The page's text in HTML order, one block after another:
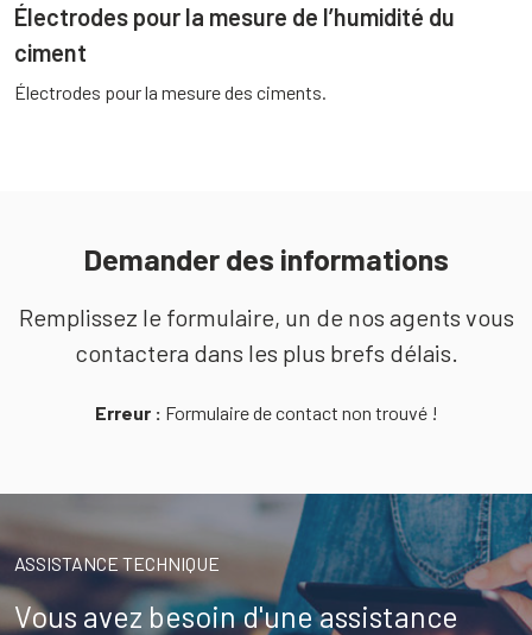
Électrodes pour la mesure de l’humidité du
ciment
Électrodes pour la mesure des ciments.
Demander des informations
Remplissez le formulaire, un de nos agents vous
contactera dans les plus brefs délais.
Erreur : Formulaire de contact non trouvé !
ASSISTANCE TECHNIQUE
Vous avez besoin d'une assistance